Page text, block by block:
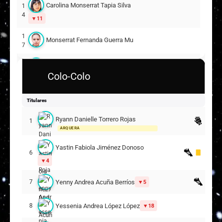
1
4
Carolina Monserrat Tapia Silva
11
1
7
Monserrat Fernanda Guerra Muñoz
Renata Antonia Lizana Bustos
Francisca Jemima López Campusano
21
Suplentes
Pía Ignacia Zamorano Correa
Yordana Karina Martínez Cifuentes
14
Colo-Colo
Titulares
1 Ryann Danielle Torrero Rojas
ARQUERA
6
Yastin Fabiola Jiménez Donoso
4
7 Yenny Andrea Acuña Berríos 5
8 Yessenia Andrea López López 18